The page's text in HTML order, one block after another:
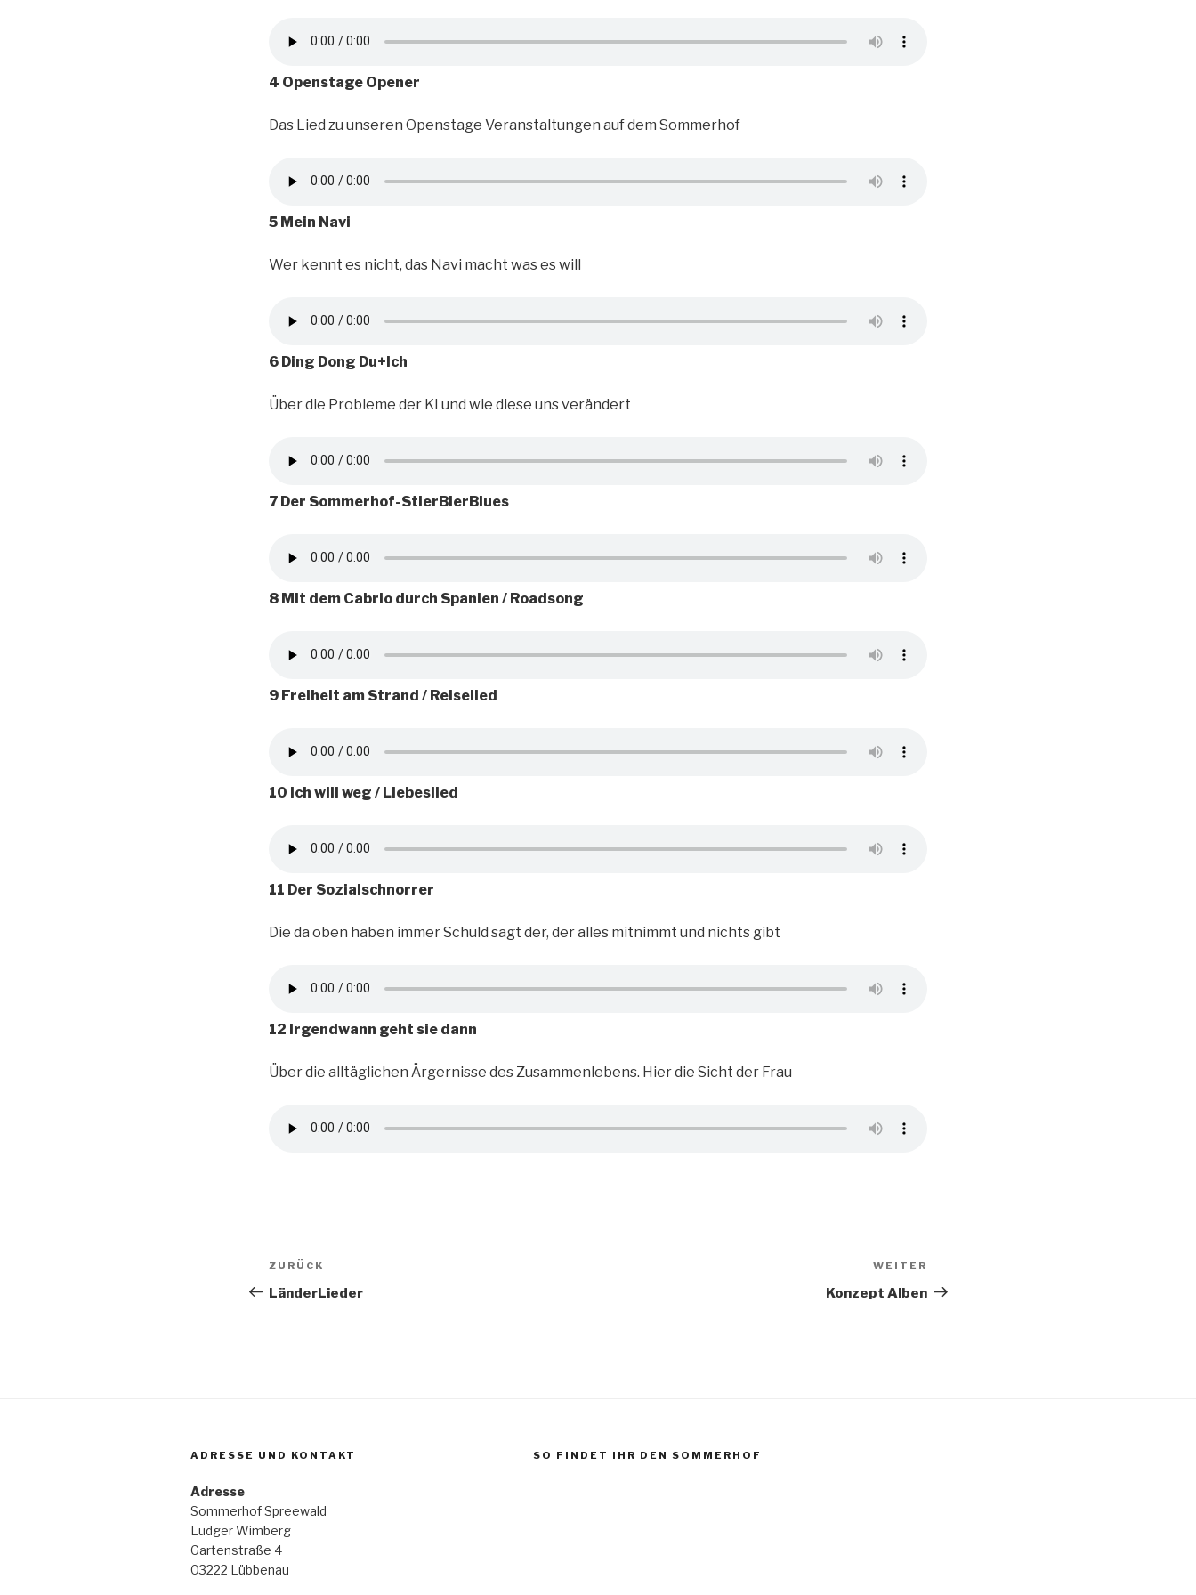
4 Openstage Opener
Das Lied zu unseren Openstage Veranstaltungen auf dem Sommerhof
5 Mein Navi
Wer kennt es nicht, das Navi macht was es will
6 Ding Dong Du+Ich
Über die Probleme der KI und wie diese uns verändert
7 Der Sommerhof-StierBierBlues
8 Mit dem Cabrio durch Spanien / Roadsong
9 Freiheit am Strand / Reiselied
10 Ich will weg / Liebeslied
11 Der Sozialschnorrer
Die da oben haben immer Schuld sagt der, der alles mitnimmt und nichts gibt
12 Irgendwann geht sie dann
Über die alltäglichen Ärgernisse des Zusammenlebens. Hier die Sicht der Frau
Beitragsnavigation
Vorheriger
Beitrag
ZURÜCK
LänderLieder
Beitrag
WEITER
Konzept Alben
ADRESSE UND KONTAKT
Adresse
Sommerhof Spreewald
Ludger Wimberg
Gartenstraße 4
03222 Lübbenau
SO FINDET IHR DEN SOMMERHOF